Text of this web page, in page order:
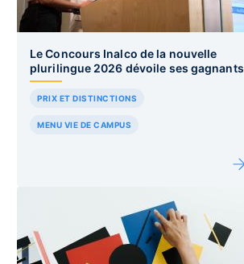
Le Concours Inalco de la nouvelle
plurilingue 2026 dévoile ses gagnants
PRIX ET DISTINCTIONS
MENU VIE DE CAMPUS